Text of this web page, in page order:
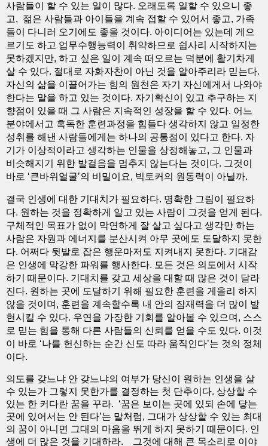
사람들이 할 수 있는 일이 많다. 오래도록 일할 수 있으니 좋
고, 젊은 사람들과 아이들을 계속 접할 수 있어서 좋고, 가족
들이 다니러 오기에도 좋을 것이다. 아이디어는 있는데 게으
르기도 하고 업무수행능력이 취약하므로 쉽사리 시작하지는
못하겠지만, 하고 싶은 일이 계속 떠오르는 덕분에 활기차게
살 수 있다. 절대로 자화자찬이 아닌 것을 알아주리라 믿는다.
자신의 삶을 이끌어가는 힘의 원천은 자기 자신에게서 나와야
한다는 말을 하고 있는 것이다. 자기확신이 있고 추구하는 지
향점이 있을 때 그 사람은 지속적인 성장을 할 수 있다. 어느
분야에서고 혹독한 훈련과정을 힘들다 생각하지 않고 일정한
성취를 해낸 사람들에게는 하나의 공통점이 있다고 한다. 자
기가 이상적이라고 생각하는 인물을 상정해놓고, 그 인물과
비슷해지기 위한 발걸음을 멈추지 않는다는 것이다. 그것이
바로 ‘큰바위얼굴’의 비밀이요, 빅토커의 원동력이 아닐까.
결국 인생에 대한 기대치가 필요하다. 명확한 그림이 필요하
다. 원하는 것을 정확하게 알고 있는 사람이 그것을 얻게 된다.
구체적인 목표가 없이 막연하게 잘 살고 싶다고 생각만 하는
사람은 자원과 에너지를 분산시켜 아무 곳에도 도달하지 못한
다. 어쩌다 뒷발로 잡은 행운마저도 지켜내지 못한다. 기대감
은 인생에 막강한 파워를 행사한다. 모든 것은 의도에서 시작
하기 때문이다. 기대치를 갖고 세상을 대할 때 많은 것이 달라
진다. 원하는 곳에 도달하기 위해 필요한 훈련을 게을리 하지
않을 것이며, 훈련을 계속할수록 내 안의 잠재력을 더 많이 발
현시킬 수 있다. 우연을 가장한 기회를 알아볼 수 있으며, 스스
로 믿는 힘을 통해 다른 사람들의 신뢰를 얻을 수도 있다. 이것
이 바로 ‘나를 헌신하는 순간 신도 따라 움직인다’는 것의 정체
이다.
의도를 갖느냐 안 갖느냐의 여부가 당신이 원하는 인생을 살
수 있는가 그렇지 못한가를 결정하는 첫 단추이다. 상상할 수
있는 한 커다란 꿈을 꾸라. ‘꿈은 보이는 곳에 있되 손에 닿는
곳에 있어서는 안 된다’는 말처럼, 그대가 상상할 수 있는 최대
의 꿈이 아니면 그대의 마음을 뛰게 하지 못하기 때문이다. 인
생에 더 많은 것을 기대하라. 그것에 대해 큰 목소리로 이야